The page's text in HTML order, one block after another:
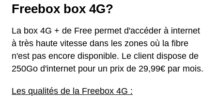
Freebox box 4G?
La box 4G + de Free permet d'accéder à internet
à très haute vitesse dans les zones où la fibre
n'est pas encore disponible. Le client dispose de
250Go d'internet pour un prix de 29,99€ par mois.
Les qualités de la Freebox 4G :